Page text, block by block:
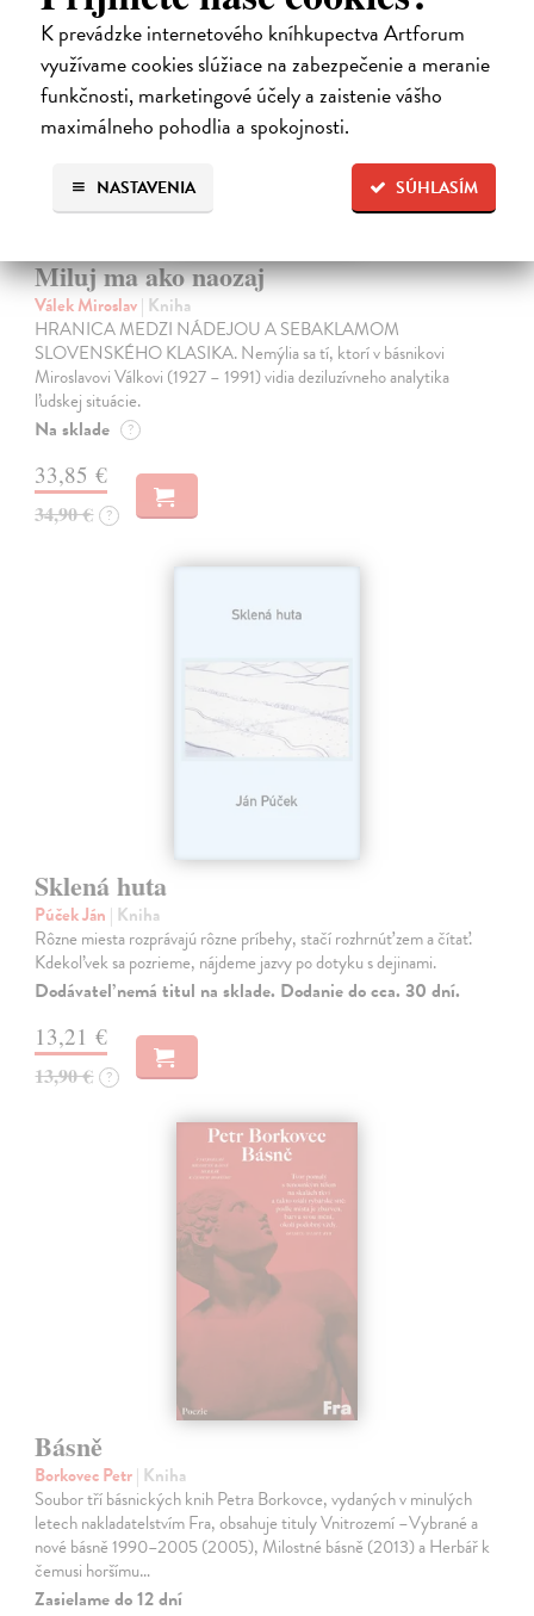
K prevádzke internetového kníhkupectva Artforum
využívame cookies slúžiace na zabezpečenie a meranie
funkčnosti, marketingové účely a zaistenie vášho
maximálneho pohodlia a spokojnosti.
SÚHLASÍM
NASTAVENIA
na sklade
Miluj ma ako naozaj
Válek Miroslav| Kniha
HRANICA MEDZI NÁDEJOU A SEBAKLAMOM
SLOVENSKÉHO KLASIKA. Nemýlia sa tí, ktorí v básnikovi
Miroslavovi Válkovi (1927 – 1991) vidia deziluzívneho analytika
ľudskej situácie.
Na sklade ?
33,85 €
34,90 € ?
Sklená huta
Púček Ján | Kniha
Rôzne miesta rozprávajú rôzne príbehy, stačí rozhrnúť zem a čítať.
Kdekoľvek sa pozrieme, nájdeme jazvy po dotyku s dejinami.
Dodávateľ nemá titul na sklade. Dodanie do cca. 30 dní.
13,21 €
13,90 € ?
Básně
Borkovec Petr| Kniha
Soubor tří básnických knih Petra Borkovce, vydaných v minulých
letech nakladatelstvím Fra, obsahuje tituly Vnitrozemí –Vybrané a
nové básně 1990–2005 (2005), Milostné básně (2013) a Herbář k
čemusi horšímu…
Zasielame do 12 dní